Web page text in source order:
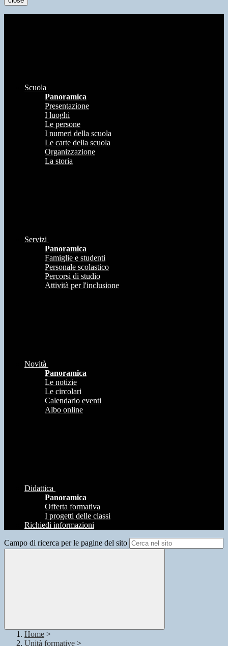
Scuola
Panoramica
Presentazione
I luoghi
Le persone
I numeri della scuola
Le carte della scuola
Organizzazione
La storia
Servizi
Panoramica
Famiglie e studenti
Personale scolastico
Percorsi di studio
Attività per l'inclusione
Novità
Panoramica
Le notizie
Le circolari
Calendario eventi
Albo online
Didattica
Panoramica
Offerta formativa
I progetti delle classi
Richiedi informazioni
Campo di ricerca per le pagine del sito
Home >
Unità formative >